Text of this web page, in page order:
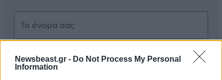
Newsbeast.gr - Do Not Process My Personal
Information